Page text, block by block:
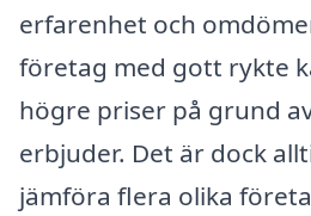
erfarenhet och
företag med gott rykte
högre priser på grund
erbjuder. Det är dock
jämföra flera olika